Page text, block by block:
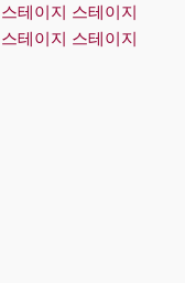
테이지 스테이지
테이지 스테이지